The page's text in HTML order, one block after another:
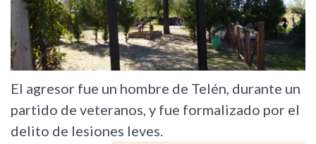
El agresor fue un hombre de Telén, durante un
partido de veteranos, y fue formalizado por el
delito de lesiones leves.